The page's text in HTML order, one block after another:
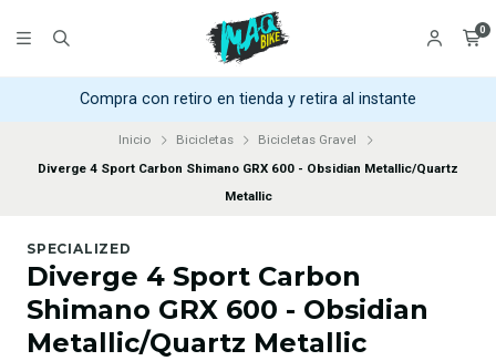
0
Compra con retiro en tienda y retira al instante
Inicio Bicicletas
Bicicletas Gravel
Diverge 4 Sport Carbon Shimano GRX 600 - Obsidian Metallic/Quartz
Metallic
SPECIALIZED
Diverge 4 Sport Carbon
Shimano GRX 600 - Obsidian
Metallic/Quartz Metallic